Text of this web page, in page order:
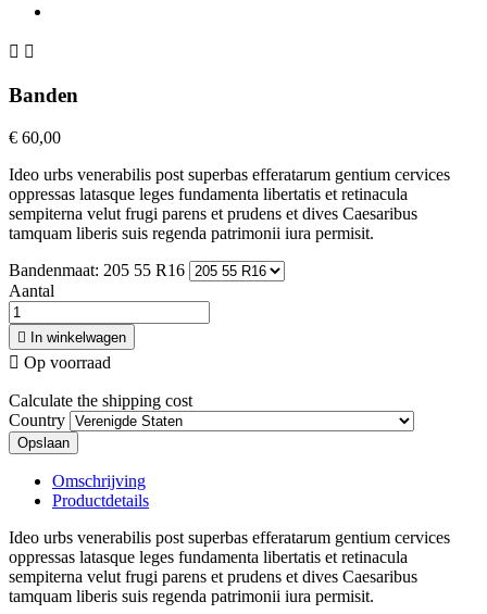
 
Banden
€ 60,00
Ideo urbs venerabilis post superbas efferatarum gentium cervices
oppressas latasque leges fundamenta libertatis et retinacula
sempiterna velut frugi parens et prudens et dives Caesaribus
tamquam liberis suis regenda patrimonii iura permisit.
Bandenmaat: 205 55 R16
Aantal
 In winkelwagen
 Op voorraad
Calculate the shipping cost
Country
Opslaan
Omschrijving
Productdetails
Ideo urbs venerabilis post superbas efferatarum gentium cervices
oppressas latasque leges fundamenta libertatis et retinacula
sempiterna velut frugi parens et prudens et dives Caesaribus
tamquam liberis suis regenda patrimonii iura permisit.